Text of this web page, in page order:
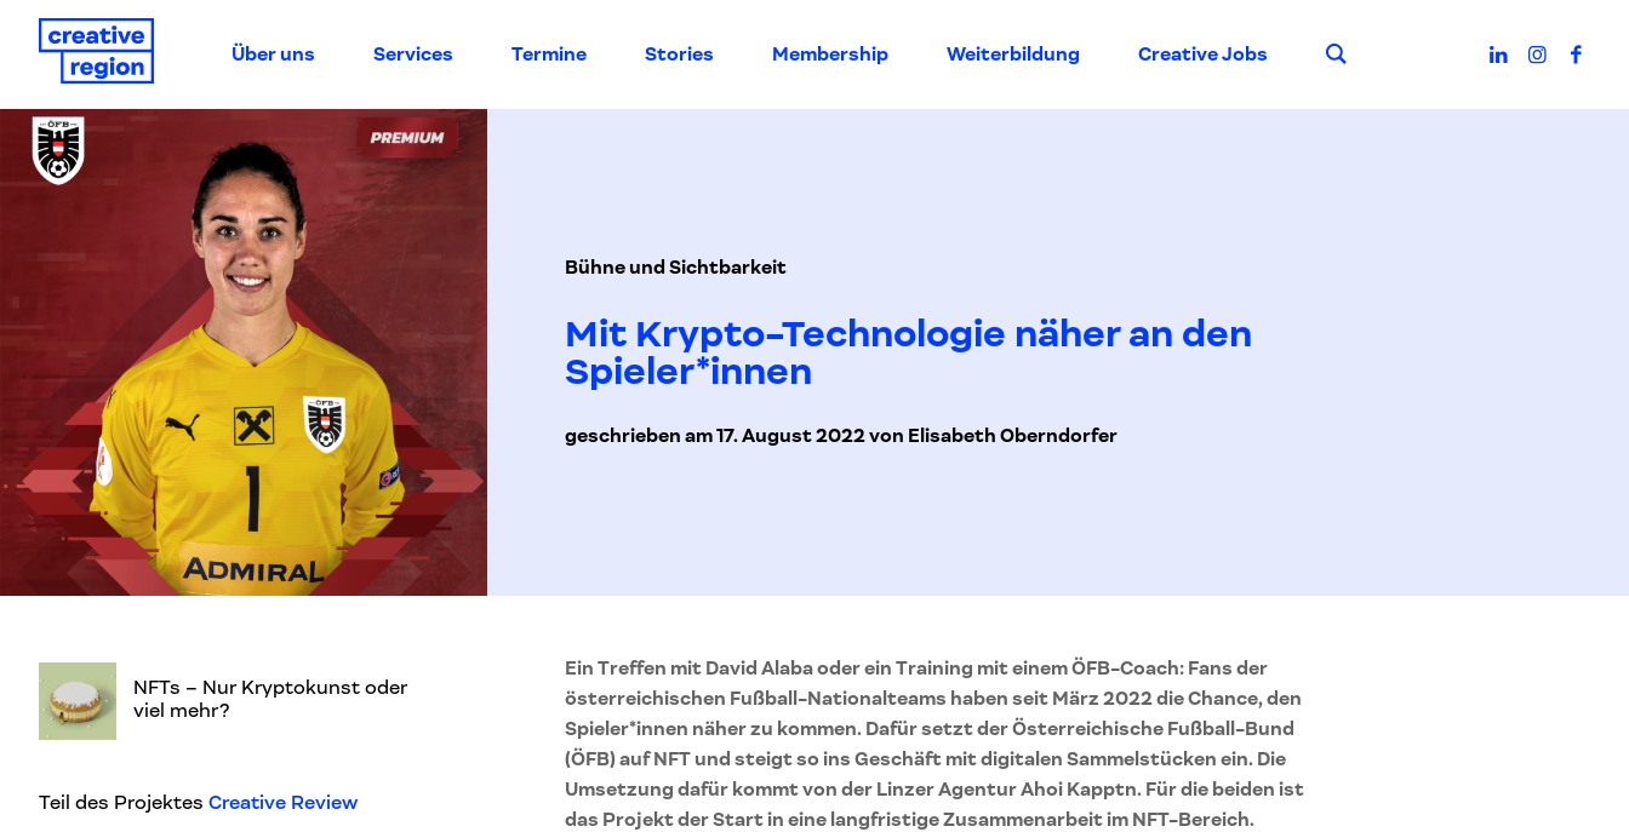
Über uns Services Termine Stories Membership Weiterbildung Creative Jobs Suche
Bühne und Sichtbarkeit
Mit Krypto-Technologie näher an den
Spieler*innen
geschrieben am 17. August 2022 von Elisabeth Oberndorfer
NFTs – Nur Kryptokunst oder
viel mehr?
Teil des Projektes Creative Review
Ein Treffen mit David Alaba oder ein Training mit einem ÖFB-Coach: Fans der
österreichischen Fußball-Nationalteams haben seit März 2022 die Chance, den
Spieler*innen näher zu kommen. Dafür setzt der Österreichische Fußball-Bund
(ÖFB) auf NFT und steigt so ins Geschäft mit digitalen Sammelstücken ein. Die
Umsetzung dafür kommt von der Linzer Agentur Ahoi Kapptn. Für die beiden ist
das Projekt der Start in eine langfristige Zusammenarbeit im NFT-Bereich.